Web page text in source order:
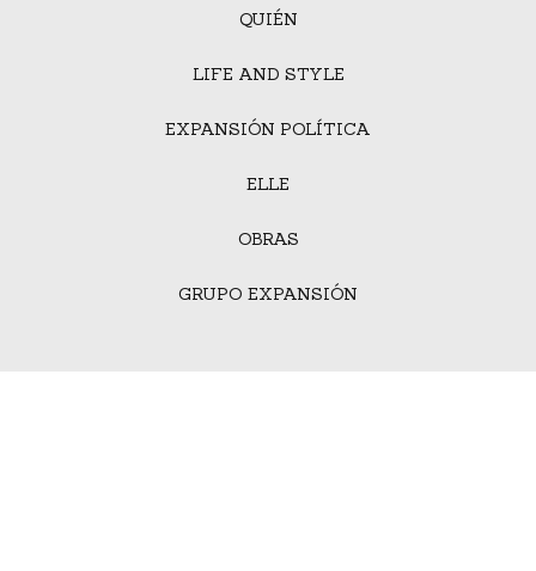
QUIÉN
LIFE AND STYLE
EXPANSIÓN POLÍTICA
ELLE
OBRAS
GRUPO EXPANSIÓN